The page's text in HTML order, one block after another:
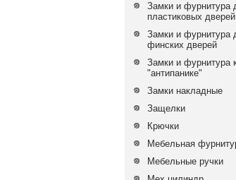
Замки и фурнитура
пластиковых дверей
Замки и фурнитура
финских дверей
Замки и фурнитура
"антипанике"
Замки накладные
Защелки
Крючки
Мебельная
Мебельные ручки